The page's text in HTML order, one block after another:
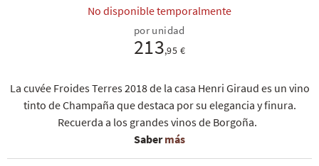
No disponible temporalmente
La cuvée Froides Terres 2018 de la casa Henri Giraud es un vino
tinto de Champaña que destaca por su elegancia y finura.
Recuerda a los grandes vinos de Borgoña.
Sabermás
por unidad
213,95 €